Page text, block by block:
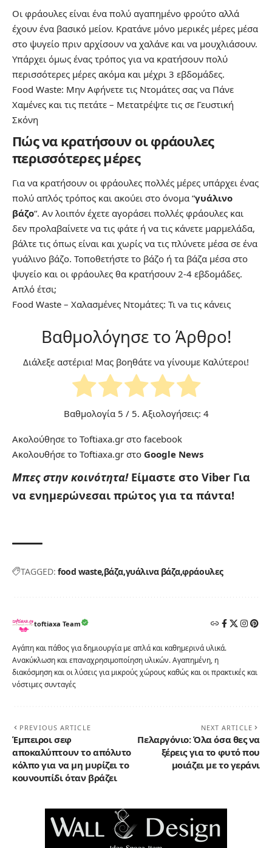
Οι φράουλες είναι ένα πολύ αγαπημένο φρούτο αλλά
έχουν ένα βασικό μείον. Κρατάνε μόνο μερικές μέρες μέσα
στο ψυγείο πριν αρχίσουν να χαλάνε και να μουχλιάσουν.
Υπάρχει όμως ένας τρόπος για να κρατήσουν πολύ
περισσότερες μέρες ακόμα και μέχρι 3 εβδομάδες.
Food Waste: Μην Αφήνετε τις Ντομάτες σας να Πάνε
Χαμένες και τις πετάτε – Μετατρέψτε τις σε Γευστική
Σκόνη
Πώς να κρατήσουν οι φράουλες
περισσότερες μέρες
Για να κρατήσουν οι φράουλες πολλές μέρες υπάρχει ένας
πολύ απλός τρόπος και ακούει στο όνομα “γυάλινο
βάζο“. Αν λοιπόν έχετε αγοράσει πολλές φράουλες και
δεν προλαβαίνετε να τις φάτε ή να τις κάνετε μαρμελάδα,
βάλτε τις όπως είναι και χωρίς να τις πλύνετε μέσα σε ένα
γυάλινο βάζο. Τοποθετήστε το βάζο ή τα βάζα μέσα στο
ψυγείο και οι φράουλες θα κρατήσουν 2-4 εβδομάδες.
Απλό έτσι;
Food Waste – Χαλασμένες Ντομάτες: Τι νa τις κάνεις
Βαθμολόγησε το Άρθρο!
Διάλεξε αστέρια! Μας βοηθάτε να γίνουμε Καλύτεροι!
Βαθμολογία 5 / 5. Αξιολογήσεις: 4
Ακολούθησε το Toftiaxa.gr στο facebook
Ακολουθήσε το Toftiaxa.gr στο Google News
Μπες στην κοινότητα! Είμαστε στο Viber Για
να ενημερώνεσαι πρώτος για τα πάντα!
TAGGED: food waste βάζα γυάλινα βάζαφράουλες
toftiaxa Team
Αγάπη και πάθος για δημιουργία με απλά και καθημερινά υλικά.
Ανακύκλωση και επαναχρησιμοποίηση υλικών. Αγαπημένη, η
διακόσμηση και οι λύσεις για μικρούς χώρους καθώς και οι πρακτικές και
νόστιμες συνταγές
PREVIOUS ARTICLE
Έμπειροι σεφ
αποκαλύπτουν το απόλυτο
κόλπο για να μη μυρίζει το
κουνουπίδι όταν βράζει
NEXT ARTICLE
Πελαργόνιο: Όλα όσα θες να
ξέρεις για το φυτό που
μοιάζει με το γεράνι